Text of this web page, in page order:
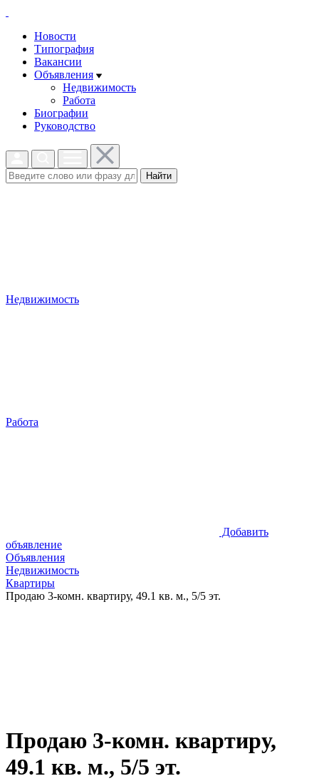
Новости
Типография
Вакансии
Объявления
Недвижимость
Работа
Биографии
Руководство
Найти
Недвижимость
Работа
Добавить
объявление
Объявления
Недвижимость
Квартиры
Продаю 3-комн. квартиру, 49.1 кв. м., 5/5 эт.
Продаю 3-комн. квартиру,
49.1 кв. м., 5/5 эт.